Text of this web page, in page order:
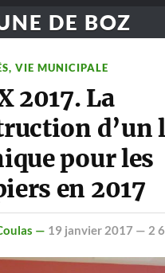
DE BOZ
,VIE MUNICIPALE
2017. La
d’un
pour les
en 2017
— 19 janvier 2017 — 2